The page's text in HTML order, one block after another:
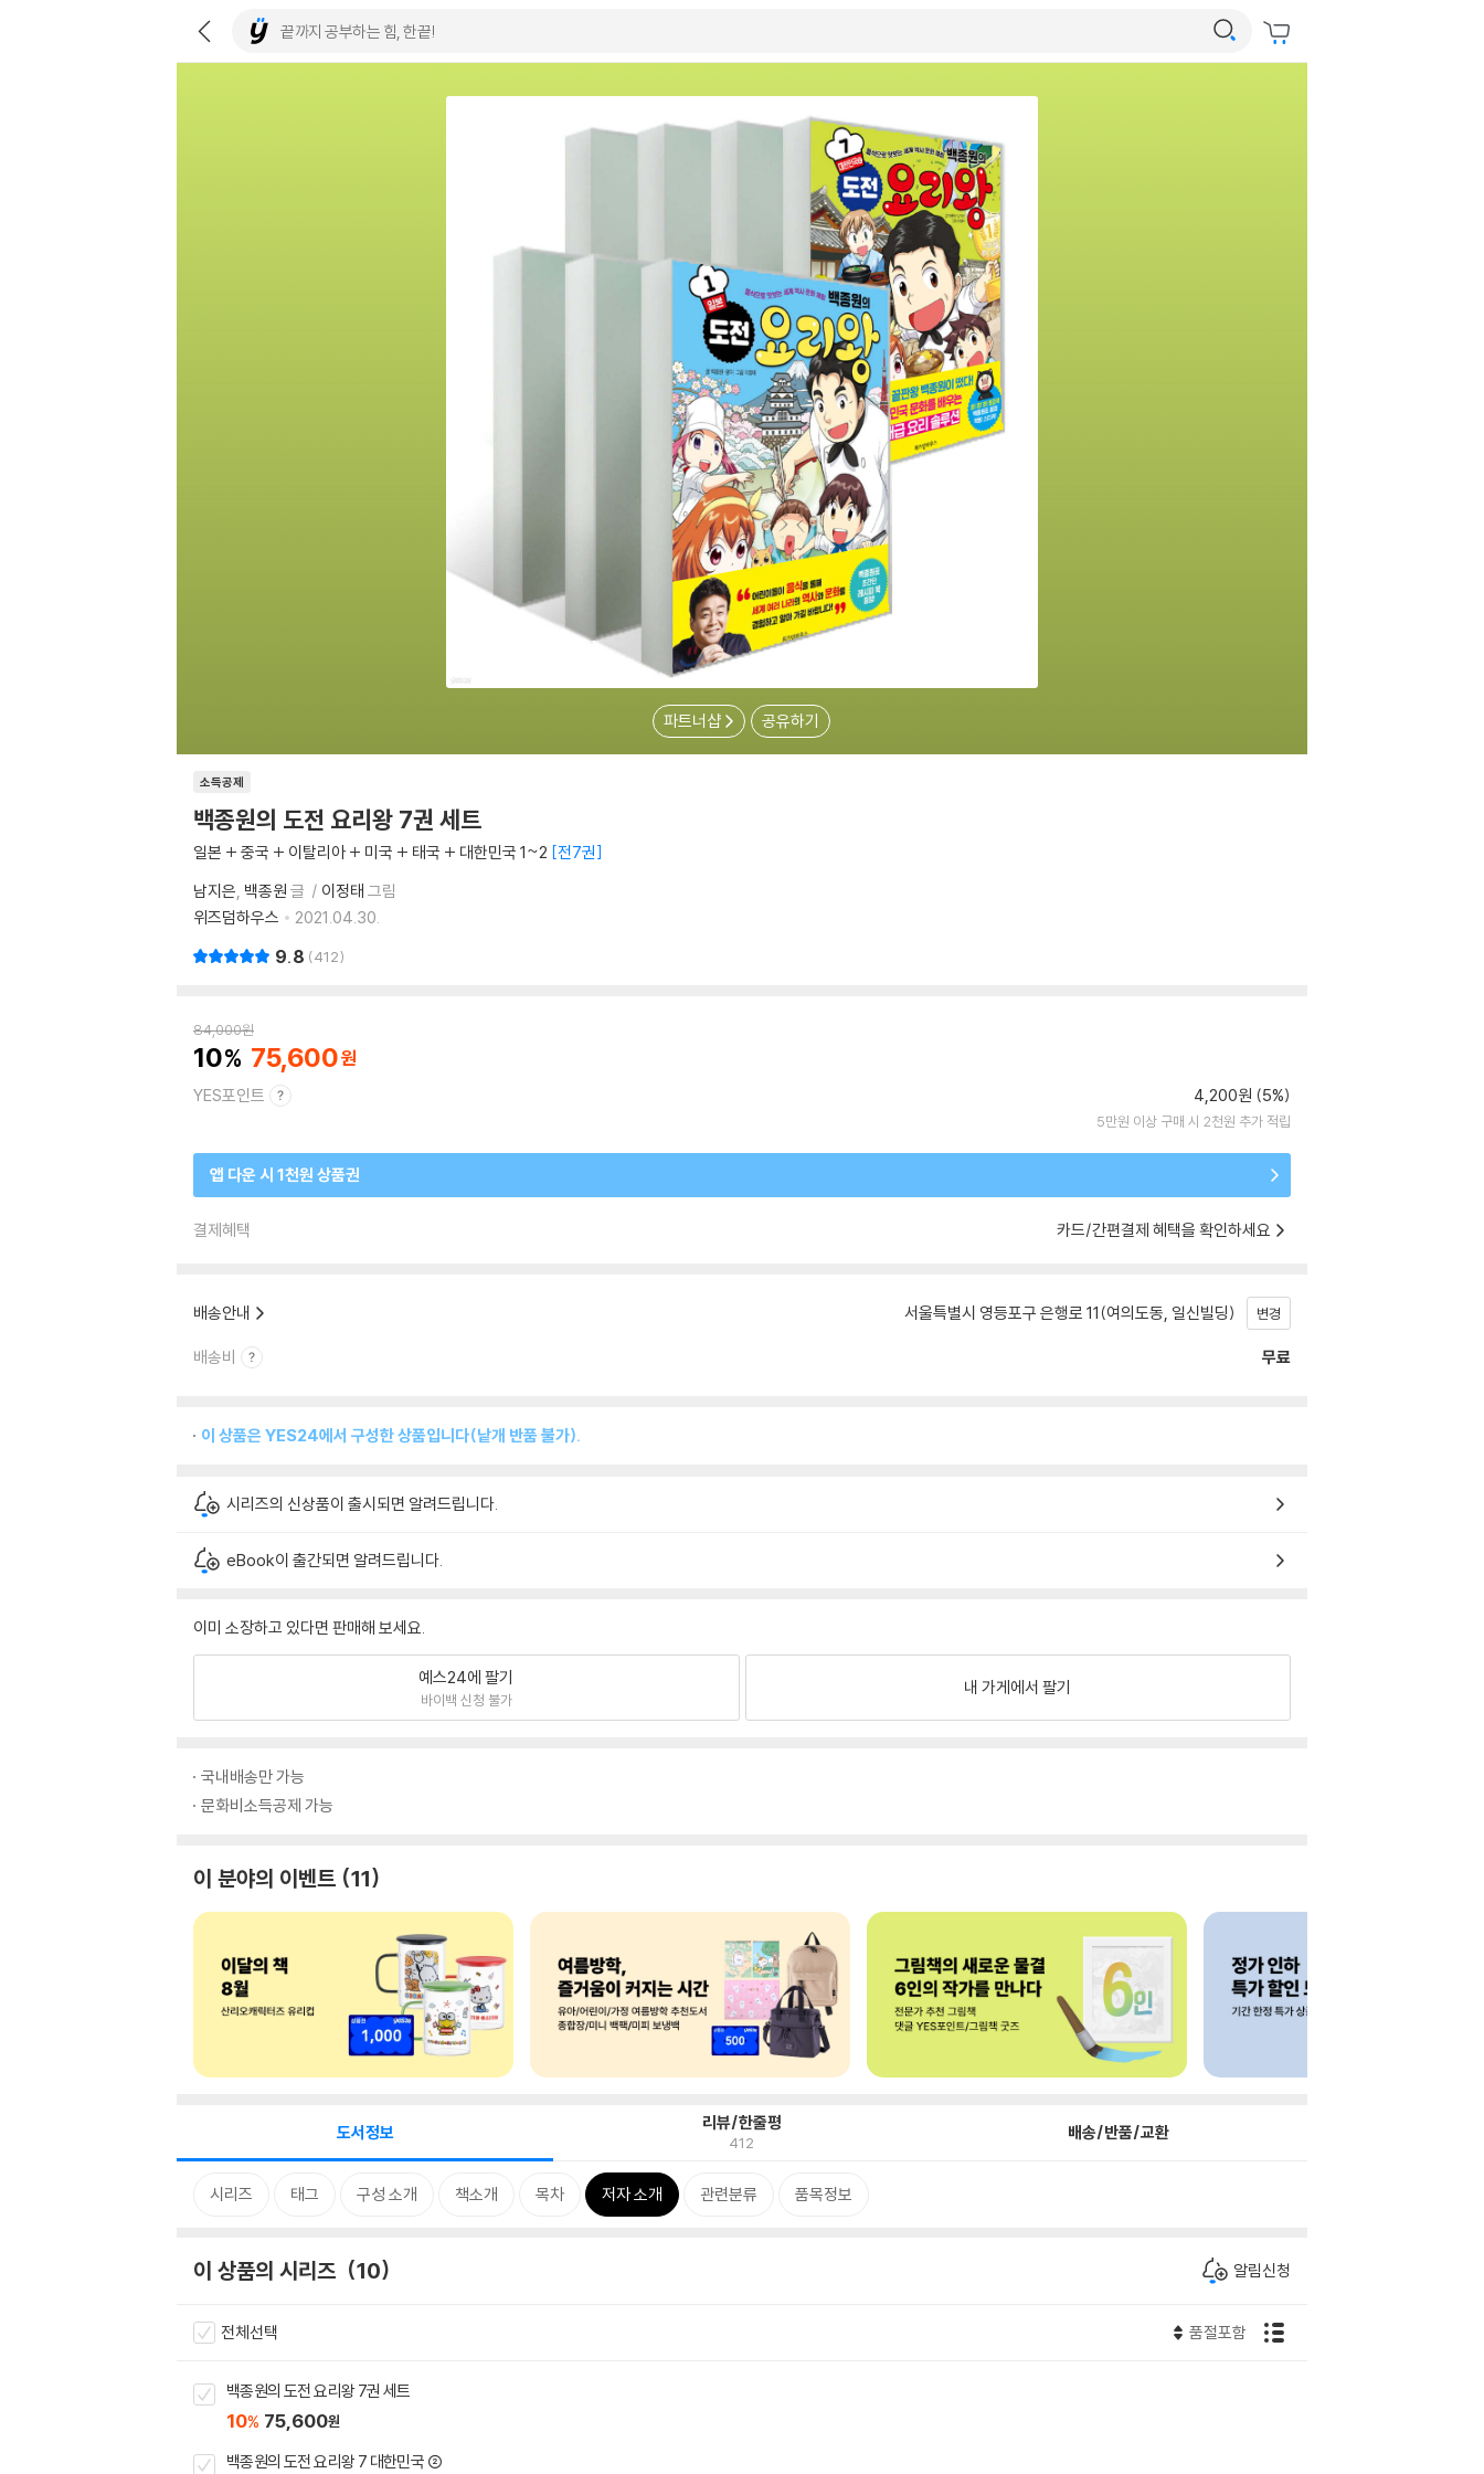
파트너샵 공유하기
소득공제
백종원의 도전 요리왕 7권 세트
일본 + 중국 + 이탈리아 + 미국 + 태국 + 대한민국 1~2 전7권
남지은 백종원 글 이정태 그림
위즈덤하우스
2021.04.30.
9.8 412
84,000원
10 75,600
YES포인트 4,200원 (5%)
5만원 이상 구매 시 2천원 추가 적립
앱 다운 시 1천원 상품권
결제혜택 카드/간편결제 혜택을 확인하세요
배송안내 서울특별시 영등포구 은행로 11(여의도동, 일신빌딩) 변경
배송비 무료
이 상품은 YES24에서 구성한 상품입니다(낱개 반품 불가).
시리즈의 신상품이 출시되면 알려드립니다.
eBook이 출간되면 알려드립니다.
이미 소장하고 있다면 판매해 보세요.
예스24에 팔기
바이백 신청 불가
내 가게에서 팔기
국내배송만 가능
문화비소득공제 가능
이 분야의 이벤트 11
도서정보 리뷰/한줄평
412 배송/반품/교환
시리즈 태그 구성 소개 책소개 목차 저자 소개 관련분류 품목정보
이 상품의 시리즈 10 알림신청
전체선택 품절포함
백종원의 도전 요리왕 7권 세트
10% 75,600원
백종원의 도전 요리왕 7 대한민국 ②